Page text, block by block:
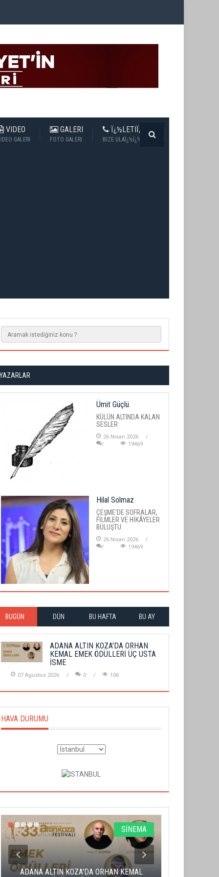
VIDEO
GALERI
GALERI
FOTO GALERI
Ï¿½LETIÏ¿½IM
BIZE ULAÏ¿½Ï¿½N
YAZARLAR
Ümit Güçlü
KÜLÜN ALTINDA KALAN
SESLER
26 Nisan 2026
19469
Hilal Solmaz
ÇEŞME'DE SOFRALAR,
FİLMLER VE HİKÂYELER
BULUŞTU
26 Nisan 2026
19469
BUGÜN DÜN BU HAFTA BU AY
ADANA ALTIN KOZA'DA ORHAN
KEMAL EMEK ÖDÜLLERİ ÜÇ USTA
İSME
07 Agustos 2026 0 106
HAVA DURUMU
SİNEMA
ADANA ALTIN KOZA'DA ORHAN KEMAL